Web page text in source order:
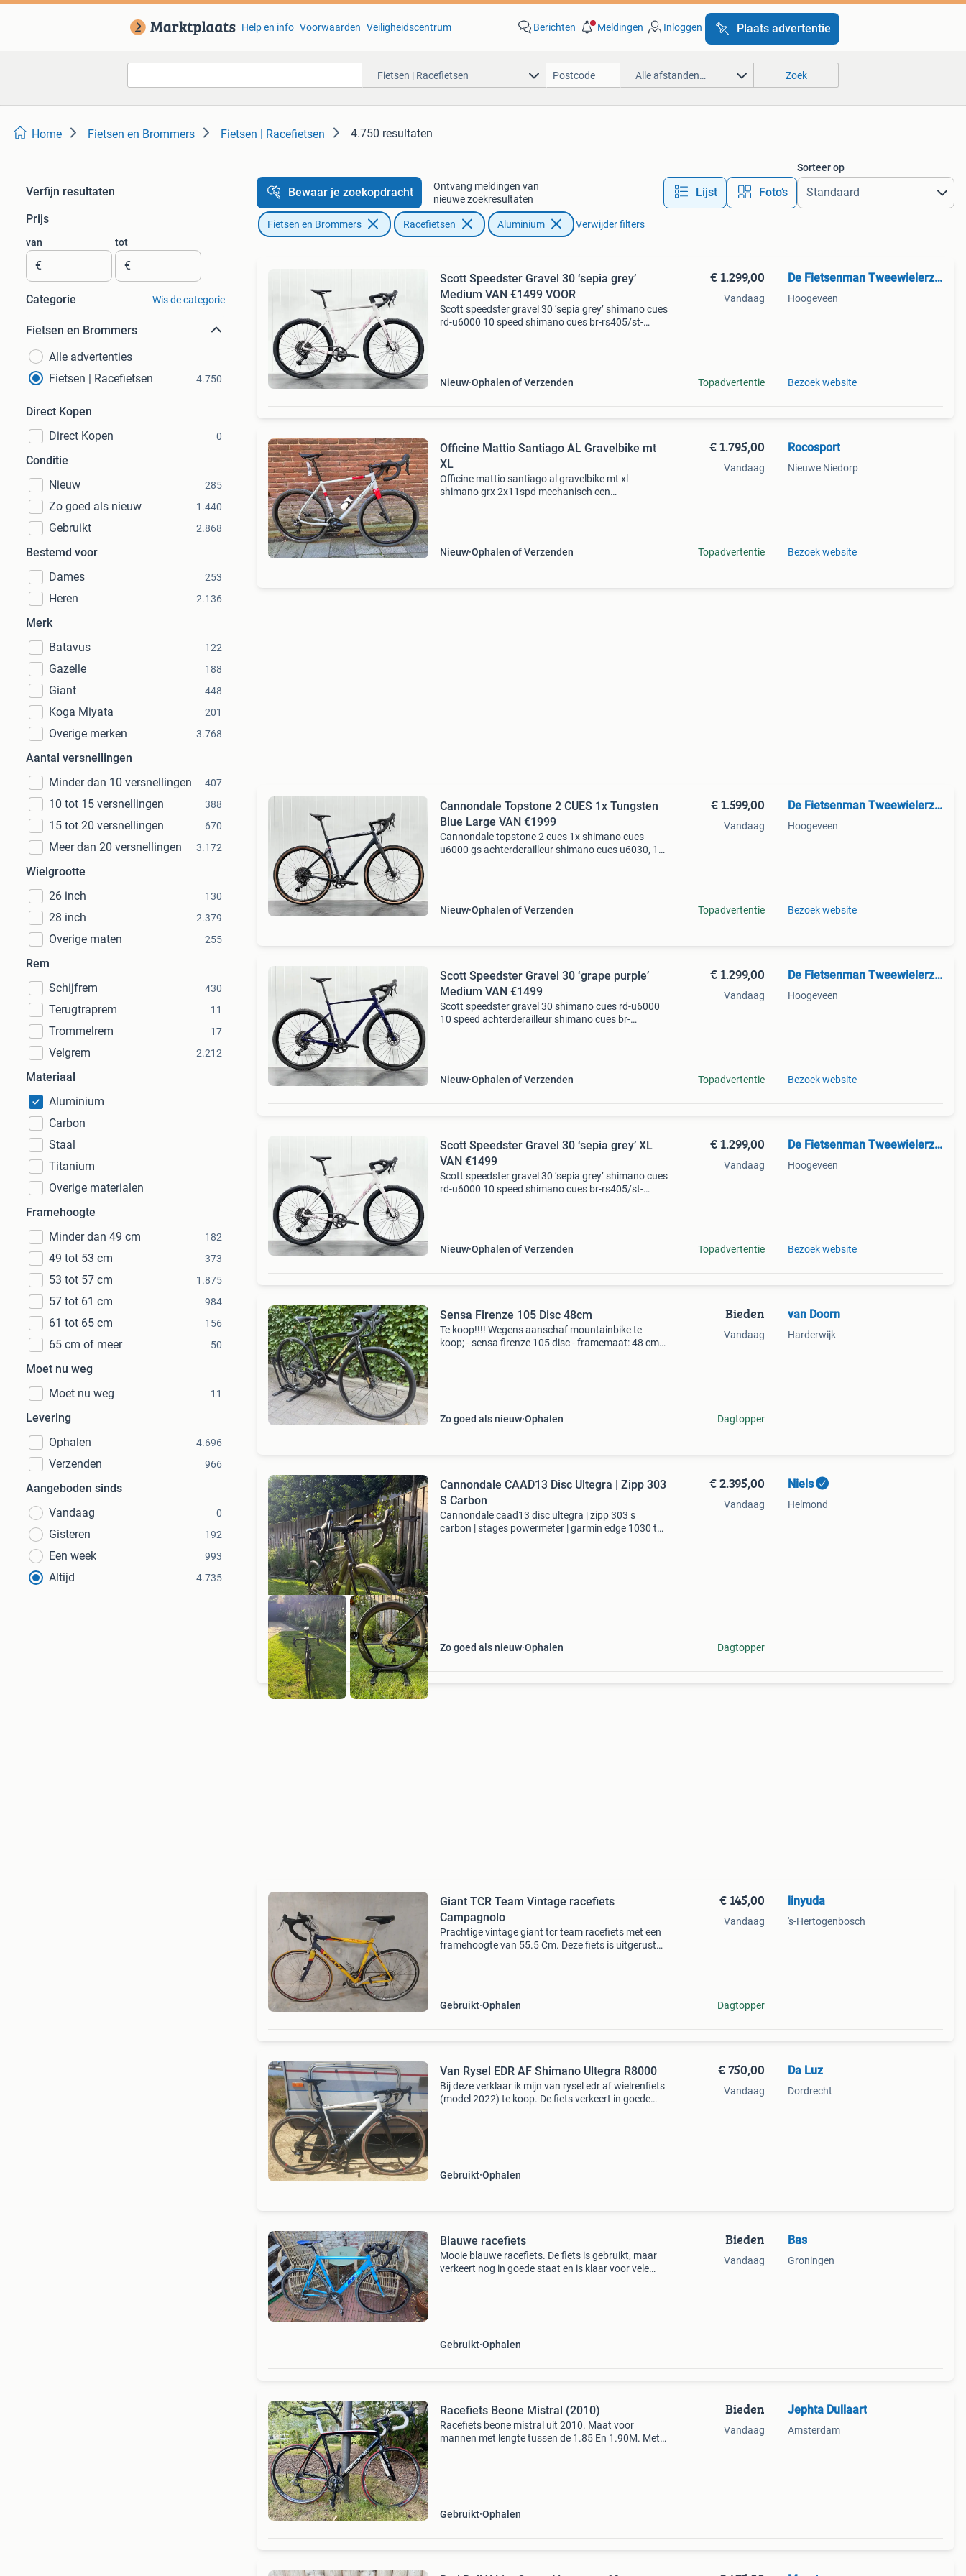
Help en info Voorwaarden Veiligheidscentrum Berichten Meldingen Inloggen Plaats advertentie
Fietsen | Racefietsen Alle afstanden… Zoek
Home Fietsen en Brommers Fietsen | Racefietsen 4.750 resultaten
Verfijn resultaten
Prijs
van
€
tot
€
Categorie Wis de categorie
Fietsen en Brommers
Alle advertenties
Fietsen | Racefietsen
4.750
Direct Kopen
Direct Kopen
0
Conditie
Nieuw
285
Zo goed als nieuw 1.440
Gebruikt 2.868
Bestemd voor
Dames
253
Heren 2.136
Merk
Batavus
122
Gazelle 188
Giant 448
Koga Miyata 201
Overige merken 3.768
Aantal versnellingen
Minder dan 10 versnellingen
407
10 tot 15 versnellingen 388
15 tot 20 versnellingen 670
Meer dan 20 versnellingen 3.172
Wielgrootte
26 inch
130
28 inch 2.379
Overige maten 255
Rem
Schijfrem
430
Terugtraprem 11
Trommelrem 17
Velgrem 2.212
Materiaal
Aluminium
Carbon
Staal
Titanium
Overige materialen
Framehoogte
Minder dan 49 cm
182
49 tot 53 cm 373
53 tot 57 cm 1.875
57 tot 61 cm 984
61 tot 65 cm 156
65 cm of meer 50
Moet nu weg
Moet nu weg
11
Levering
Ophalen
4.696
Verzenden 966
Aangeboden sinds
Vandaag
0
Gisteren 192
Een week 993
Altijd 4.735
Bewaar je zoekopdracht
Ontvang meldingen van
nieuwe zoekresultaten
Lijst Foto’s
Sorteer op
Fietsen en Brommers Racefietsen Aluminium Verwijder filters
Scott Speedster Gravel 30 ‘sepia grey’
Medium VAN €1499 VOOR
Scott speedster gravel 30 ‘sepia grey’ shimano cues
rd-u6000 10 speed shimano cues br-rs405/st-
Nieuw Ophalen of Verzenden
€ 1.299,00
Vandaag
Topadvertentie
De Fietsenman Tweewielerzaak
Hoogeveen
Bezoek website
Officine Mattio Santiago AL Gravelbike mt
XL
Officine mattio santiago al gravelbike mt xl
shimano grx 2x11spd mechanisch een
Nieuw Ophalen of Verzenden
€ 1.795,00
Vandaag
Topadvertentie
Rocosport
Nieuwe Niedorp
Bezoek website
Cannondale Topstone 2 CUES 1x Tungsten
Blue Large VAN €1999
Cannondale topstone 2 cues 1x shimano cues
u6000 gs achterderailleur shimano cues u6030, 11-
Nieuw Ophalen of Verzenden
€ 1.599,00
Vandaag
Topadvertentie
De Fietsenman Tweewielerzaak
Hoogeveen
Bezoek website
Scott Speedster Gravel 30 ‘grape purple’
Medium VAN €1499
Scott speedster gravel 30 shimano cues rd-u6000
10 speed achterderailleur shimano cues br-
Nieuw Ophalen of Verzenden
€ 1.299,00
Vandaag
Topadvertentie
De Fietsenman Tweewielerzaak
Hoogeveen
Bezoek website
Scott Speedster Gravel 30 ‘sepia grey’ XL
VAN €1499
Scott speedster gravel 30 ‘sepia grey’ shimano cues
rd-u6000 10 speed shimano cues br-rs405/st-
Nieuw Ophalen of Verzenden
€ 1.299,00
Vandaag
Topadvertentie
De Fietsenman Tweewielerzaak
Hoogeveen
Bezoek website
Sensa Firenze 105 Disc 48cm
Te koop!!!! Wegens aanschaf mountainbike te
koop; - sensa firenze 105 disc - framemaat: 48 cm
Zo goed als nieuw Ophalen
Bieden
Vandaag
Dagtopper
van Doorn
Harderwijk
Cannondale CAAD13 Disc Ultegra | Zipp 303
S Carbon
Cannondale caad13 disc ultegra | zipp 303 s
carbon | stages powermeter | garmin edge 1030 te
Zo goed als nieuw Ophalen
€ 2.395,00
Vandaag
Dagtopper
Niels
Helmond
Giant TCR Team Vintage racefiets
Campagnolo
Prachtige vintage giant tcr team racefiets met een
framehoogte van 55.5 Cm. Deze fiets is uitgerust
Gebruikt Ophalen
€ 145,00
Vandaag
Dagtopper
linyuda
's-Hertogenbosch
Van Rysel EDR AF Shimano Ultegra R8000
Bij deze verklaar ik mijn van rysel edr af wielrenfiets
(model 2022) te koop. De fiets verkeert in goede
Gebruikt Ophalen
€ 750,00
Vandaag
Da Luz
Dordrecht
Blauwe racefiets
Mooie blauwe racefiets. De fiets is gebruikt, maar
verkeert nog in goede staat en is klaar voor vele
Gebruikt Ophalen
Bieden
Vandaag
Bas
Groningen
Racefiets Beone Mistral (2010)
Racefiets beone mistral uit 2010. Maat voor
mannen met lengte tussen de 1.85 En 1.90M. Met
Gebruikt Ophalen
Bieden
Vandaag
Jephta Dullaart
Amsterdam